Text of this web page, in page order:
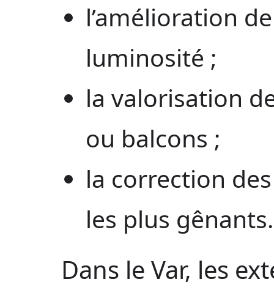
l’amélioration
luminosité ;
la valorisation
ou balcons ;
la correction
les plus gênants.
Dans le Var, les